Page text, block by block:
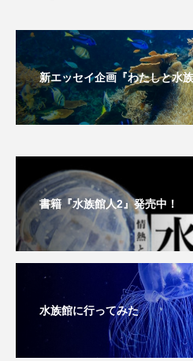
ユメタチモドキ ヨウラ
ヨツメウオ ラブカ
リュウセイクラゲ レシピ
ロックシュリンプ ワカ
ワタカ ワニ
下田海中水族館 世界遺産
伝承
保全 健康 八景島
分析 分類
新エッセイ企画『わたしと水
書籍『水族館人2』発売中！
水族館に行ってみた